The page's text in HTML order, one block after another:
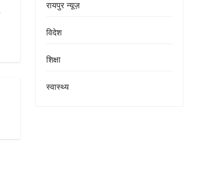
रायपुर न्यूज़
विदेश
शिक्षा
स्वास्थ्य